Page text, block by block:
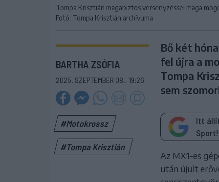
Tompa Krisztián magabiztos versenyzéssel maga
Fotó: Tompa Krisztián archívuma
BARTHA ZSÓFIA
2025. SZEPTEMBER 08., 19:26
#Motokrossz
#Tompa Krisztián
Bő két
fel újra a
Tompa
sem
Itt
Sport!
Az MX1-es
után újult